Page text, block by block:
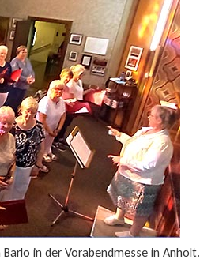
in der Vorabendmesse in Anholt.